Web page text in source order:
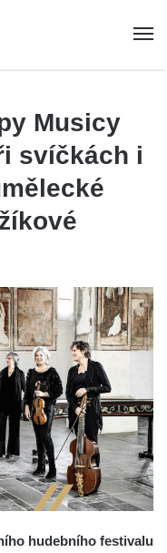
Musicy
svíčkách i
hudebního festivalu